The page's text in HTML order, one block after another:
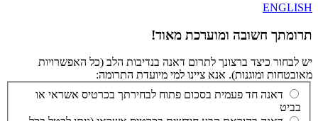
ENGLISH
תרומתך חשובה ומוערכת מאוד!
יש לבחור כיצד ברצונך לתרום דאנה בנדיבות הלב (כל האפשרויות
מאובטחות ומוגנות). אנא ציינו למי מיועדת התרומה:
דאנה חד פעמית בסכום פתוח לבחירתך בכרטיס אשראי או
בביט